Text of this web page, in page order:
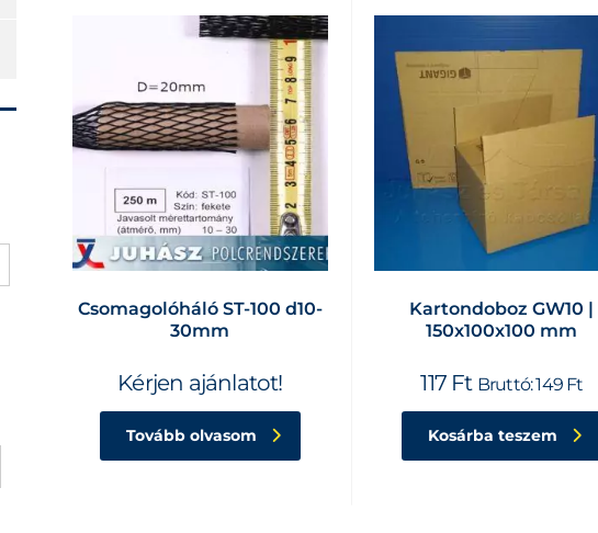
Csomagolóháló ST-100 d10-
30mm
Kérjen ajánlatot!
Tovább olvasom
Kartondoboz GW10 |
150x100x100 mm
117 Ft Bruttó:149 Ft
Kosárba teszem